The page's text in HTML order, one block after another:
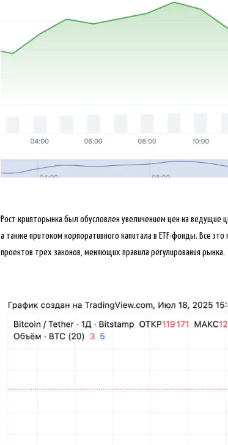
Рост крипторынка был обусловлен увеличением цен на ведущие
а также притоком корпоративного капитала в ETF-фонды. Все
проектов трех законов, меняющих правила регулирования рынка.